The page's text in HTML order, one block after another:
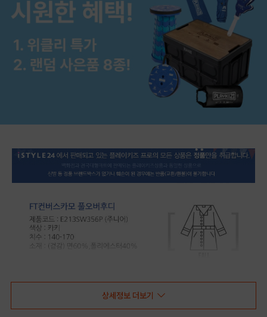
상세정보 더보기